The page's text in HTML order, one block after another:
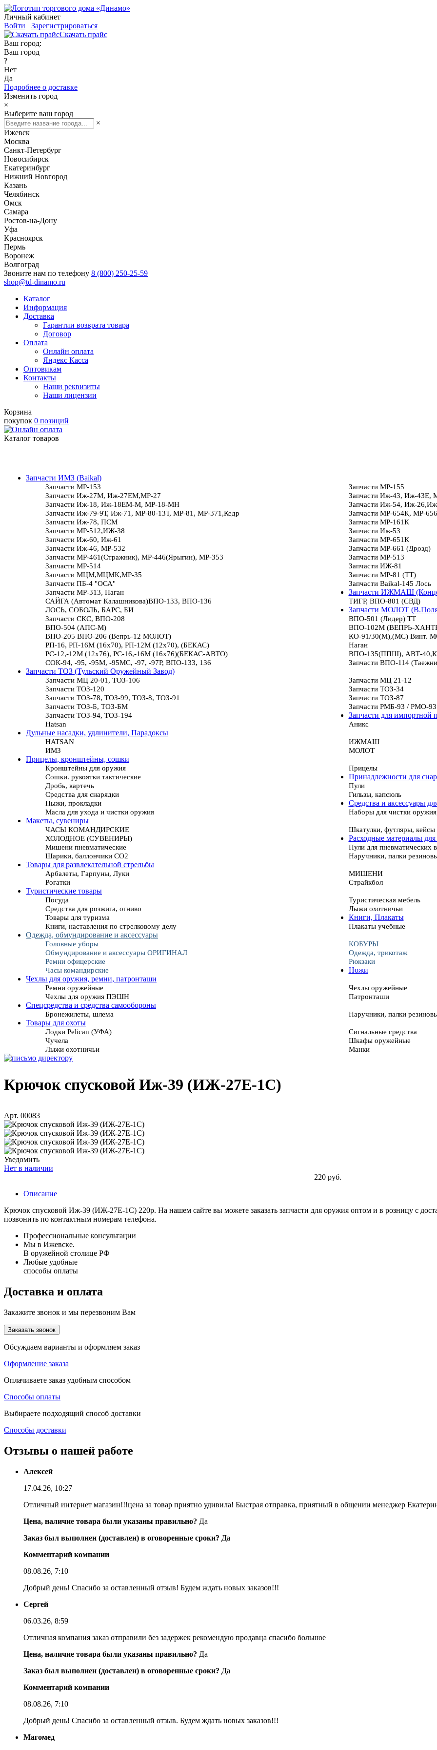
Личный кабинет
Войти
Зарегистрироваться
Скачать прайс
Ваш город:
Ваш город
?
Нет
Да
Подробнее о доставке
Изменить город
×
Выберите ваш город
×
Ижевск
Москва
Санкт-Петербург
Новосибирск
Екатеринбург
Нижний Новгород
Казань
Челябинск
Омск
Самара
Ростов-на-Дону
Уфа
Красноярск
Пермь
Воронеж
Волгоград
Звоните нам по телефону 8 (800) 250-25-59
shop@td-dinamo.ru
Каталог
Информация
Доставка
Гарантии возврата товара
Договор
Оплата
Онлайн оплата
Яндекс Касса
Оптовикам
Контакты
Наши реквизиты
Наши лицензии
Корзина
покупок 0 позиций
Каталог товаров
Запчасти ИМЗ (Baikal)
Запчасти МР-153
Запчасти МР-155
Запчасти Иж-27М, Иж-27ЕМ,МР-27
Запчасти Иж-43, Иж-43Е,
Запчасти Иж-18, Иж-18ЕМ-М, МР-18-МН
Запчасти Иж-54, Иж-
Запчасти Иж-79-9Т, Иж-71, МР-80-13Т, МР-81, МР-371,Кедр
Запчасти МР-654К, МР-
Запчасти Иж-78, ПСМ
Запчасти МР-161К
Запчасти МР-512,ИЖ-38
Запчасти Иж-53
Запчасти Иж-60, Иж-61
Запчасти МР-651К
Запчасти Иж-46, МР-532
Запчасти МР-661 (Дрозд)
Запчасти МР-461(Стражник), МР-446(Ярыгин), МР-353
Запчасти МР-513
Запчасти МР-514
Запчасти ИЖ-81
Запчасти МЦМ,МЦМК,МР-35
Запчасти МР-81 (ТТ)
Запчасти ПБ-4 "ОСА"
Запчасти Baikal-145 Лось
Запчасти МР-313, Наган
Запчасти ИЖМАШ
САЙГА (Автомат Калашникова)ВПО-133, ВПО-136
ТИГР, ВПО-801 (СВД)
ЛОСЬ, СОБОЛЬ, БАРС, БИ
Запчасти МОЛОТ
Запчасти СКС, ВПО-208
ВПО-501 (Лидер) ТТ
ВПО-504 (АПС-М)
ВПО-102М (ВЕПРЬ-
ВПО-205 ВПО-206 (Вепрь-12 МОЛОТ)
КО-91/30(М),(МС) Винт.
РП-16, РП-16М (16х70), РП-12М (12х70), (БЕКАС)
Наган
РС-12,-12М (12х76), РС-16,-16М (16х76)(БЕКАС-АВТО)
ВПО-135(ППШ), АВТ-
СОК-94, -95, -95М, -95МС, -97, -97Р, ВПО-133, 136
Запчасти ВПО-114
Запчасти ТОЗ (Тульский Оружейный Завод)
Запчасти МЦ 20-01, ТОЗ-106
Запчасти МЦ 21-12
Запчасти ТОЗ-120
Запчасти ТОЗ-34
Запчасти ТОЗ-78, ТОЗ-99, ТОЗ-8, ТОЗ-91
Запчасти ТОЗ-87
Запчасти ТОЗ-Б, ТОЗ-БМ
Запчасти РМБ-93 / РМО-93
Запчасти ТОЗ-94, ТОЗ-194
Запчасти для импортной
Hatsan
Аникс
Дульные насадки, удлинители, Парадоксы
HATSAN
ИЖМАШ
ИМЗ
МОЛОТ
Прицелы, кронштейны, сошки
Кронштейны для оружия
Прицелы
Сошки. рукоятки тактические
Принадлежности для
Дробь, картечь
Пули
Средства для снарядки
Гильзы, капсюль
Пыжи, прокладки
Средства и аксессуары
Масла для ухода и чистки оружия
Наборы для чистки
Макеты, сувениры
ЧАСЫ КОМАНДИРСКИЕ
Шкатулки, футляры, кейсы
ХОЛОДНОЕ (СУВЕНИРЫ)
Расходные материалы
Мишени пневматические
Пули для пневматических
Шарики, баллончики СО2
Наручники, палки
Товары для развлекательной стрельбы
Арбалеты, Гарпуны, Луки
МИШЕНИ
Рогатки
Страйкбол
Туристические товары
Посуда
Туристическая мебель
Средства для розжига, огниво
Лыжи охотничьи
Товары для туризма
Книги, Плакаты
Книги, наставления по стрелковому делу
Плакаты учебные
Одежда, обмундирование и аксессуары
Головные уборы
КОБУРЫ
Обмундирование и аксессуары ОРИГИНАЛ
Одежда, трикотаж
Ремни офицерские
Рюкзаки
Часы командирские
Ножи
Чехлы для оружия, ремни, патронташи
Ремни оружейные
Чехлы оружейные
Чехлы для оружия ПЭШН
Патронташи
Спецсредства и средства самообороны
Бронежилеты, шлема
Наручники, палки
Товары для охоты
Лодки Pelican (УФА)
Сигнальные средства
Чучела
Шкафы оружейные
Лыжи охотничьи
Манки
Крючок спусковой Иж-39 (ИЖ-27Е-1С)
Арт. 00083
Уведомить
Нет в наличии
220 руб.
Описание
Крючок спусковой Иж-39 (ИЖ-27Е-1С) 220р. На нашем сайте вы можете заказать запчасти для оружия оптом и в розницу с
позвонить по контактным номерам телефона.
Профессиональные консультации
Мы в Ижевске.
В оружейной столице РФ
Любые удобные
способы оплаты
Доставка и оплата
Закажите звонок и мы перезвоним Вам
Заказать звонок
Обсуждаем варианты и оформляем заказ
Оформление заказа
Оплачиваете заказ удобным способом
Способы оплаты
Выбираете подходящий способ доставки
Способы доставки
Отзывы о нашей работе
Алексей
17.04.26, 10:27
Отличный интернет магазин!!!цена за товар приятно удивила! Быстрая отправка, приятный в общении менеджер
Цена, наличие товара были указаны правильно? Да
Заказ был выполнен (доставлен) в оговоренные сроки? Да
Комментарий компании
08.08.26, 7:10
Добрый день! Спасибо за оставленный отзыв! Будем ждать новых заказов!!!
Сергей
06.03.26, 8:59
Отличная компания заказ отправили без задержек рекомендую продавца спасибо большое
Цена, наличие товара были указаны правильно? Да
Заказ был выполнен (доставлен) в оговоренные сроки? Да
Комментарий компании
08.08.26, 7:10
Добрый день! Спасибо за оставленный отзыв. Будем ждать новых заказов!!!
Магомед